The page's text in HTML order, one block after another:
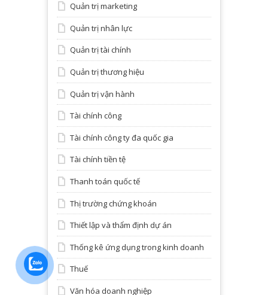
Quản trị marketing
Quản trị nhân lực
Quản trị tài chính
Quản trị thương hiệu
Quản trị vận hành
Tài chính công
Tài chính công ty đa quốc gia
Tài chính tiền tệ
Thanh toán quốc tế
Thị trường chứng khoán
Thiết lập và thẩm định dự án
Thống kê ứng dụng trong kinh doanh
Thuế
Văn hóa doanh nghiệp